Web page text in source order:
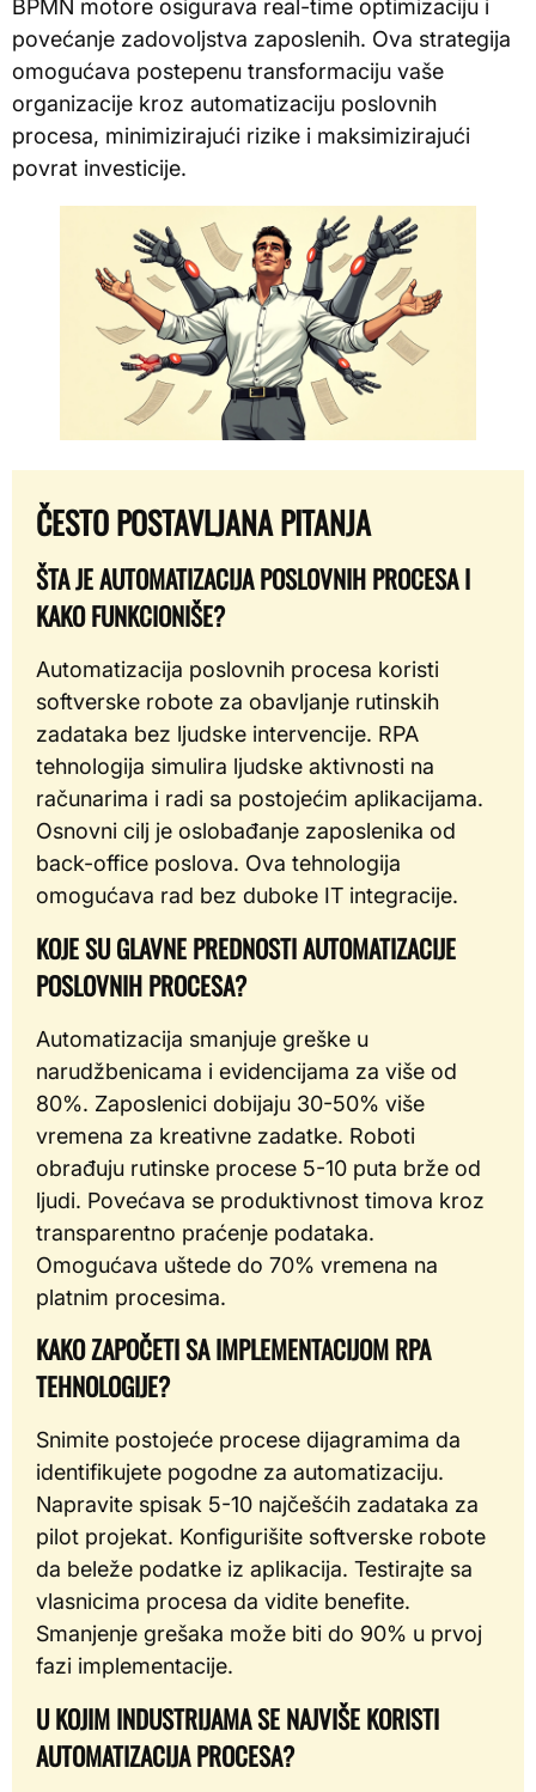
BPMN motore osigurava real-time optimizaciju i
povećanje zadovoljstva zaposlenih. Ova strategija
omogućava postepenu transformaciju vaše
organizacije kroz automatizaciju poslovnih
procesa, minimizirajući rizike i maksimizirajući
povrat investicije.
ČESTO POSTAVLJANA PITANJA
ŠTA JE AUTOMATIZACIJA POSLOVNIH PROCESA I
KAKO FUNKCIONIŠE?
Automatizacija poslovnih procesa koristi
softverske robote za obavljanje rutinskih
zadataka bez ljudske intervencije. RPA
tehnologija simulira ljudske aktivnosti na
računarima i radi sa postojećim aplikacijama.
Osnovni cilj je oslobađanje zaposlenika od
back-office poslova. Ova tehnologija
omogućava rad bez duboke IT integracije.
KOJE SU GLAVNE PREDNOSTI AUTOMATIZACIJE
POSLOVNIH PROCESA?
Automatizacija smanjuje greške u
narudžbenicama i evidencijama za više od
80%. Zaposlenici dobijaju 30-50% više
vremena za kreativne zadatke. Roboti
obrađuju rutinske procese 5-10 puta brže od
ljudi. Povećava se produktivnost timova kroz
transparentno praćenje podataka.
Omogućava uštede do 70% vremena na
platnim procesima.
KAKO ZAPOČETI SA IMPLEMENTACIJOM RPA
TEHNOLOGIJE?
Snimite postojeće procese dijagramima da
identifikujete pogodne za automatizaciju.
Napravite spisak 5-10 najčešćih zadataka za
pilot projekat. Konfigurišite softverske robote
da beleže podatke iz aplikacija. Testirajte sa
vlasnicima procesa da vidite benefite.
Smanjenje grešaka može biti do 90% u prvoj
fazi implementacije.
U KOJIM INDUSTRIJAMA SE NAJVIŠE KORISTI
AUTOMATIZACIJA PROCESA?